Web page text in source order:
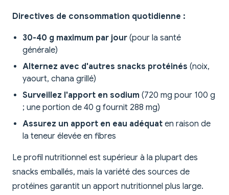
Directives de consommation quotidienne :
30-40 g maximum par jour (pour la santé
générale)
Alternez avec d'autres snacks protéinés (noix,
yaourt, chana grillé)
Surveillez l'apport en sodium (720 mg pour 100 g
; une portion de 40 g fournit 288 mg)
Assurez un apport en eau adéquat en raison de
la teneur élevée en fibres
Le profil nutritionnel est supérieur à la plupart des
snacks emballés, mais la variété des sources de
protéines garantit un apport nutritionnel plus large.